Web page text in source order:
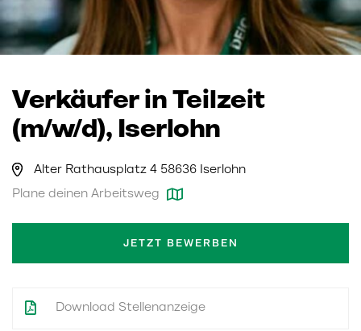
Verkäufer in Teilzeit
(m/w/d), Iserlohn
Alter Rathausplatz 4 58636 Iserlohn
Plane deinen Arbeitsweg
JETZT BEWERBEN
Download Stellenanzeige